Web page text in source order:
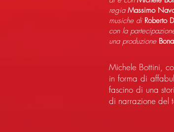
regia Massimo
musiche di Roberto
con la
una produzione
Michele Bottini,
in forma di
fascino di una
di narrazione del